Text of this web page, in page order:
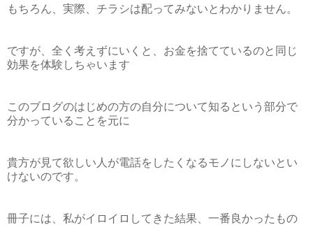
もちろん、実際、チラシは配ってみないとわかりません。
ですが、全く考えずにいくと、お金を捨てているのと同じ
効果を体験しちゃいます
このブログのはじめの方の自分について知るという部分で
分かっていることを元に
貴方が見て欲しい人が電話をしたくなるモノにしないとい
けないのです。
冊子には、私がイロイロしてきた結果、一番良かったもの